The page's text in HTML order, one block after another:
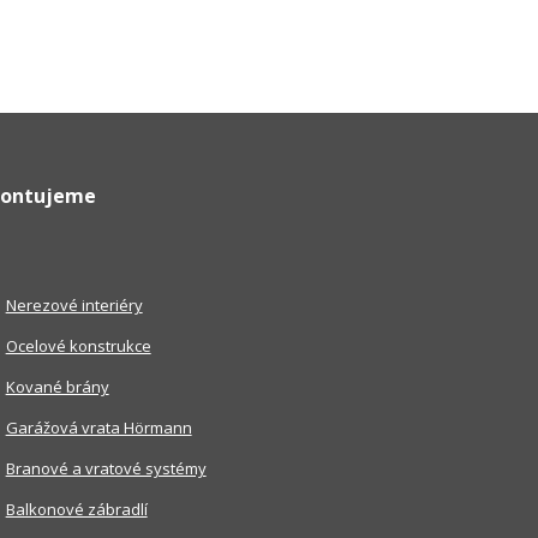
Nerezové interiéry
Ocelové konstrukce
Kované brány
Garážová vrata Hörmann
Branové a vratové systémy
Balkonové zábradlí